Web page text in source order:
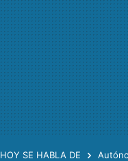
HOY SE HABLA DE